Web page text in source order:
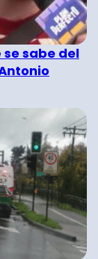
sabe del